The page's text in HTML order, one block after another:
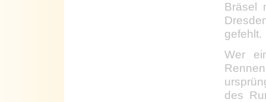
Bräsel
gefehlt.
Wer
des